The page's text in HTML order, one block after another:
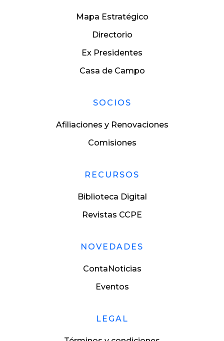
Mapa Estratégico
Directorio
Ex Presidentes
Casa de Campo
SOCIOS
Afiliaciones y Renovaciones
Comisiones
RECURSOS
Biblioteca Digital
Revistas CCPE
NOVEDADES
ContaNoticias
Eventos
LEGAL